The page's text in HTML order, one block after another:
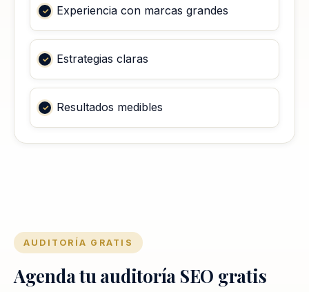
Experiencia con marcas grandes
Estrategias claras
Resultados medibles
AUDITORÍA GRATIS
Agenda tu auditoría SEO gratis